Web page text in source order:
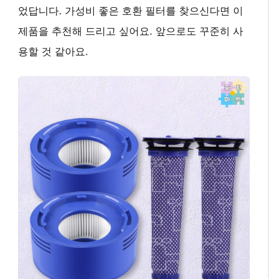
었답니다. 가성비 좋은 호환 필터 를 찾으신다면 이
제품을 추천해 드리고 싶어요. 앞으로도 꾸준히 사
용할 것 같아요.